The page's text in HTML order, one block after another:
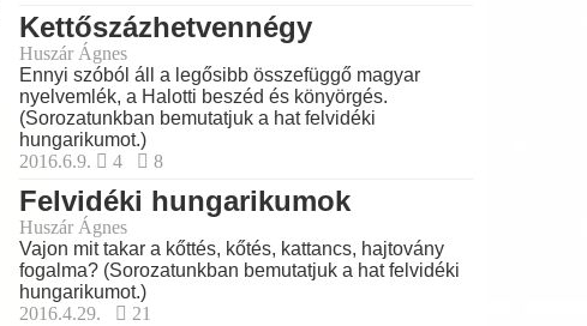
Kettőszázhetvennégy
Huszár Ágnes
Ennyi szóból áll a legősibb összefüggő magyar
nyelvemlék, a Halotti beszéd és könyörgés.
(Sorozatunkban bemutatjuk a hat felvidéki
hungarikumot.)
2016.6.9.
4 8
Felvidéki hungarikumok
Huszár Ágnes
Vajon mit takar a kőttés, kőtés, kattancs, hajtovány
fogalma? (Sorozatunkban bemutatjuk a hat felvidéki
hungarikumot.)
2016.4.29.
21